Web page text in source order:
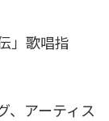
」歌唱指
、アーティス